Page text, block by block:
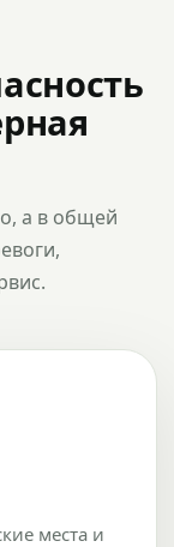
а в общей
места и